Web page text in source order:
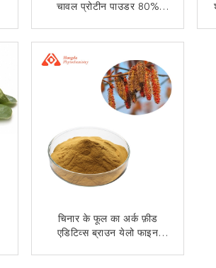
चावल प्रोटीन पाउडर 80%
अब से संपर्क करें
चिनार के फूल का अर्क फ़ीड
एडिटिव्स ब्राउन येलो फाइन